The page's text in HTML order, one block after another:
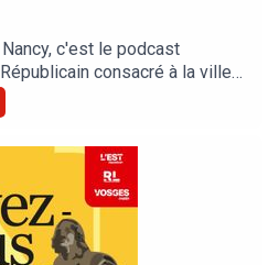
c'est le podcast
consacré à la ville
ignorez sur elle.Un podcast
Russe basé sur les
la rédaction locale de Nancy.”